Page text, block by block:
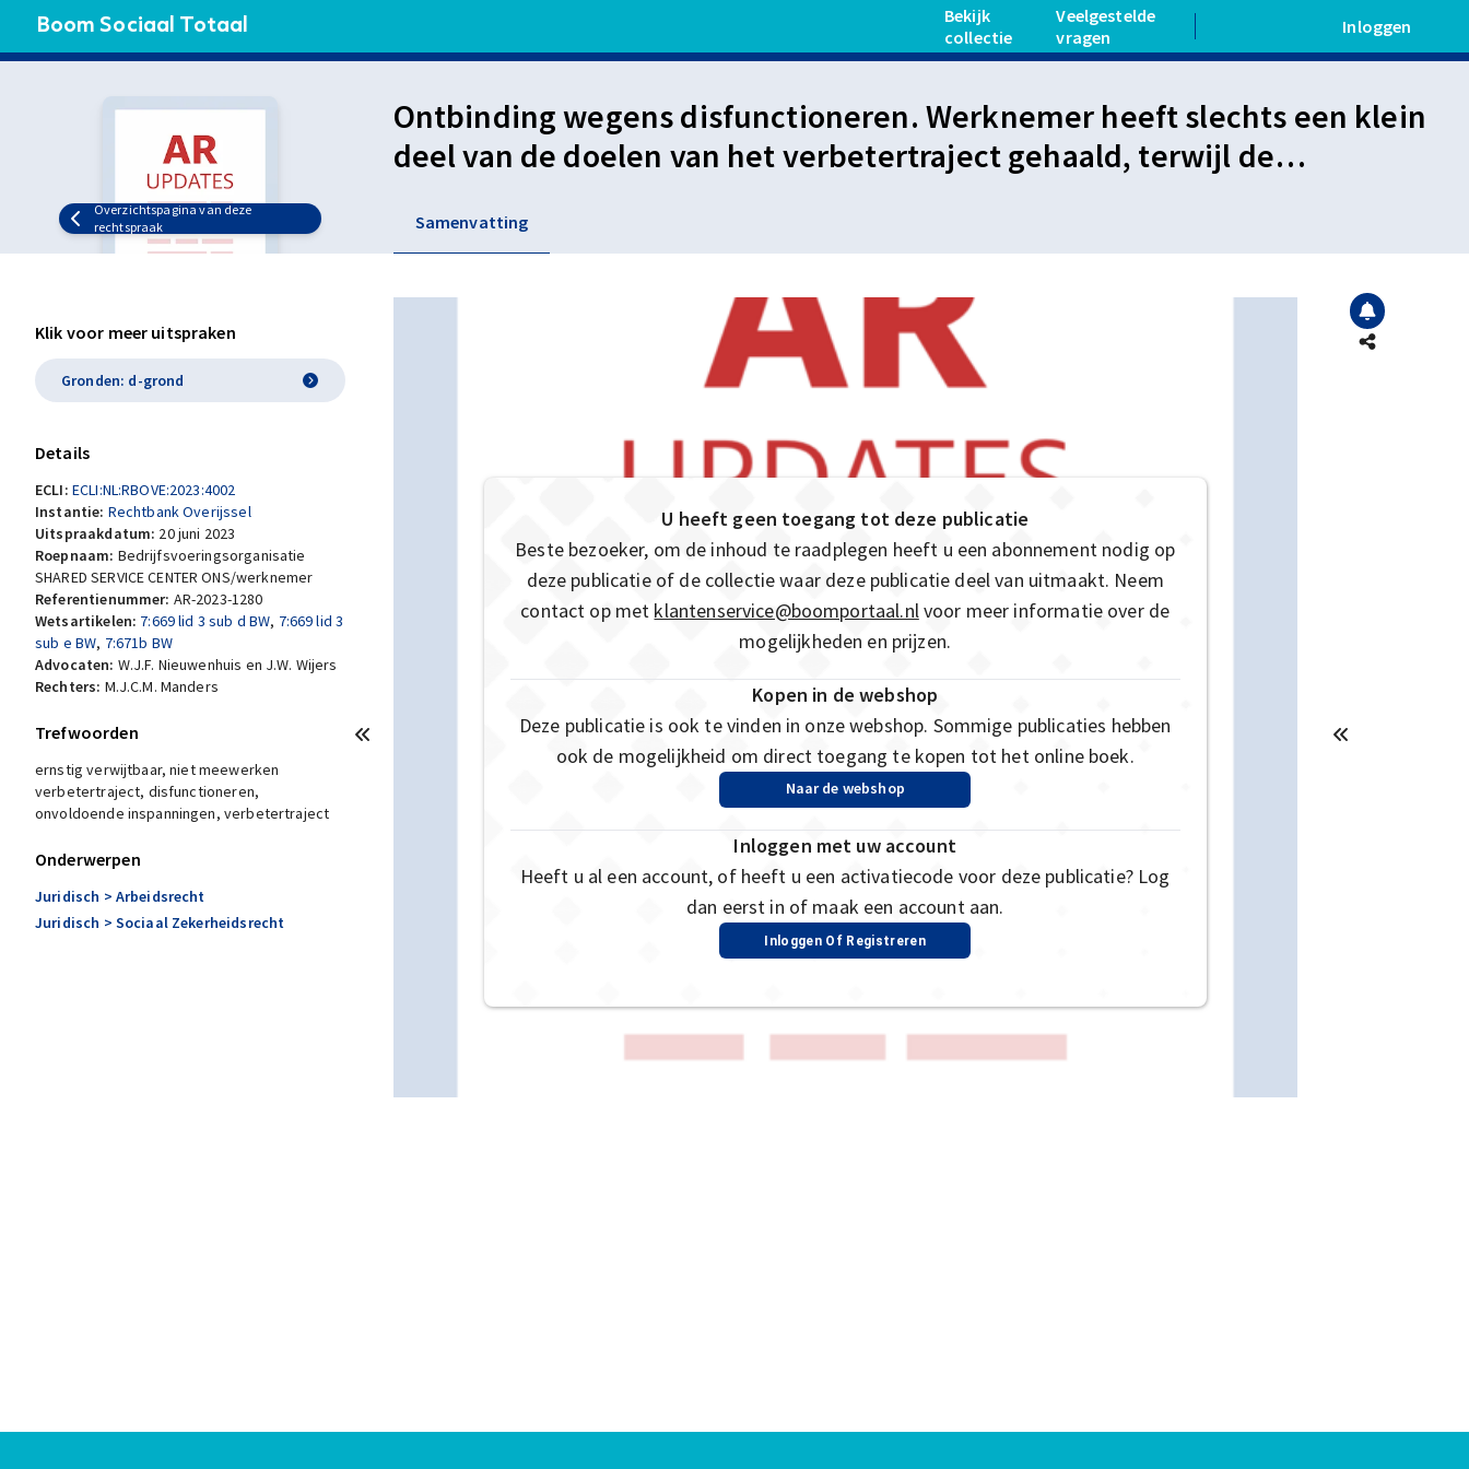
Boom Sociaal Totaal
Bekijk
collectie
Veelgestelde
vragen
Inloggen
Overzichtspagina van deze
rechtspraak
Ontbinding wegens disfunctioneren. Werknemer heeft slechts een klein
deel van de doelen van het verbetertraject gehaald, terwijl de
Samenvatting
Klik voor meer uitspraken
Gronden: d-grond
Details
ECLI: ECLI:NL:RBOVE:2023:4002
Instantie: Rechtbank Overijssel
Uitspraakdatum: 20 juni 2023
Roepnaam: Bedrijfsvoeringsorganisatie
SHARED SERVICE CENTER ONS/werknemer
Referentienummer: AR-2023-1280
Wetsartikelen: 7:669 lid 3 sub d BW, 7:669 lid 3
sub e BW, 7:671b BW
Advocaten: W.J.F. Nieuwenhuis en J.W. Wijers
Rechters: M.J.C.M. Manders
Trefwoorden
ernstig verwijtbaar, niet meewerken
verbetertraject, disfunctioneren,
onvoldoende inspanningen, verbetertraject
Onderwerpen
Juridisch > Arbeidsrecht
Juridisch > Sociaal Zekerheidsrecht
U heeft geen toegang tot deze publicatie
Beste bezoeker, om de inhoud te raadplegen heeft u een abonnement nodig op
deze publicatie of de collectie waar deze publicatie deel van uitmaakt. Neem
contact op met klantenservice@boomportaal.nlvoor meer informatie over de
mogelijkheden en prijzen.
Kopen in de webshop
Deze publicatie is ook te vinden in onze webshop. Sommige publicaties hebben
ook de mogelijkheid om direct toegang te kopen tot het online boek.
Naar de webshop
Inloggen met uw account
Heeft u al een account, of heeft u een activatiecode voor deze publicatie? Log
dan eerst in of maak een account aan.
Inloggen Of Registreren